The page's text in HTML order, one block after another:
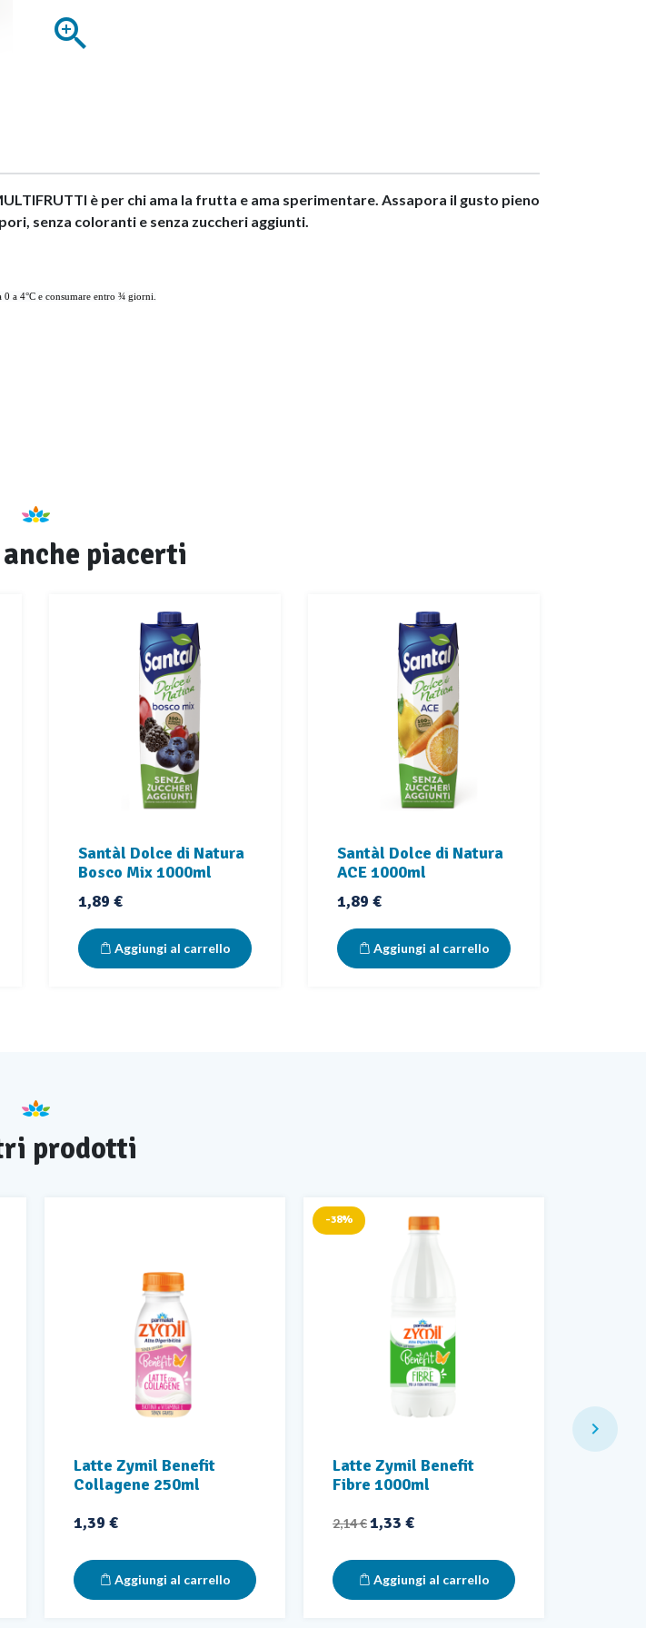

è per chi ama la frutta e ama sperimentare. Assapora il gusto pieno
senza coloranti e senza zuccheri aggiunti.
a 4°C e consumare entro ¾ giorni.
piacerti
Santàl Dolce di Natura
Bosco Mix 1000ml
Prezzo
1,89 €
Aggiungi al carrello
Santàl Dolce di Natura
ACE 1000ml
Prezzo
1,89 €
Aggiungi al carrello
prodotti
Latte Zymil Benefit
Collagene 250ml
Prezzo
1,39 €
Aggiungi al carrello
Latte Zymil Benefit
Fibre 1000ml
Prezzo base
2,14 €Prezzo
1,33 €
Aggiungi al carrello
-38%
